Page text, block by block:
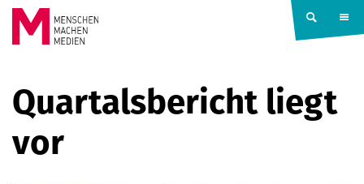
Springe zum Inhalt
MACHEN
MEDIEN
Quartalsbericht liegt
vor